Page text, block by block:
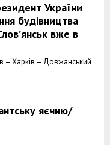
України
будівництва
вже в
– Харків – Довжанський
яєчню/